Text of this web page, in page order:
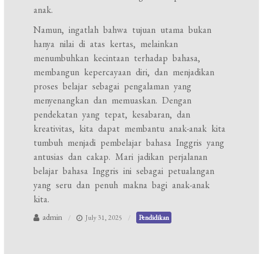
anak.
Namun, ingatlah bahwa tujuan utama bukan
hanya nilai di atas kertas, melainkan
menumbuhkan kecintaan terhadap bahasa,
membangun kepercayaan diri, dan menjadikan
proses belajar sebagai pengalaman yang
menyenangkan dan memuaskan. Dengan
pendekatan yang tepat, kesabaran, dan
kreativitas, kita dapat membantu anak-anak kita
tumbuh menjadi pembelajar bahasa Inggris yang
antusias dan cakap. Mari jadikan perjalanan
belajar bahasa Inggris ini sebagai petualangan
yang seru dan penuh makna bagi anak-anak
kita.
admin July 31, 2025 Pendidikan